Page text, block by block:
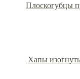
Плоскогубцы
Хапы